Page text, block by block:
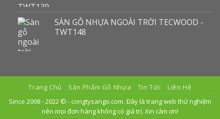
SÀN GỖ NHỰA NGOÀI TRỜI TECWOOD -
TWT148
Trang Chủ Sản Phẩm Gỗ Nhựa Tin Tức
Liên Hệ
Since 2008 - 2022 © -congtysango.com. Đây là trang web thử nghiệm
nên mọi đơn hàng không có giá trị. Xin cảm ơn!